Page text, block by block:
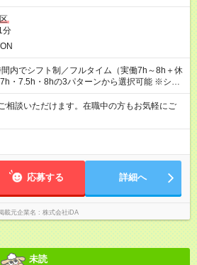
分
・7.5h・8hの3パターンから選択可能 ※シフ
により異なります
相談いただけます。在職中の方もお気軽にご
応募する 詳細へ
載元企業名 株式会社iDA
未読